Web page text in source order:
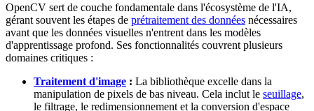
OpenCV sert de couche fondamentale dans l'écosystème de l'IA,
gérant souvent les étapes de prétraitement des données nécessaires
avant que les données visuelles n'entrent dans les modèles
d'apprentissage profond. Ses fonctionnalités couvrent plusieurs
domaines critiques :
Traitement d'image : La bibliothèque excelle dans la
manipulation de pixels de bas niveau. Cela inclut le seuillage,
le filtrage, le redimensionnement et la conversion d'espace